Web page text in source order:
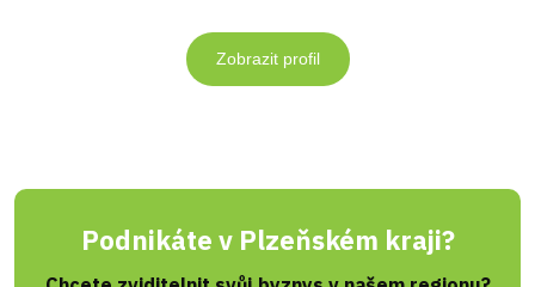
Zobrazit profil
Podnikáte v Plzeňském kraji?